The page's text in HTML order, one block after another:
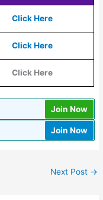
Click Here
Click Here
Click Here
Join Now
Join Now
Next Post →